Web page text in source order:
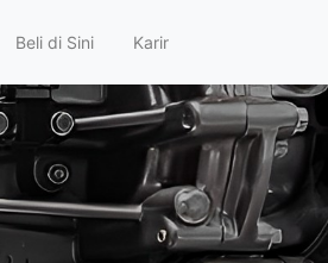
Beli di Sini Karir